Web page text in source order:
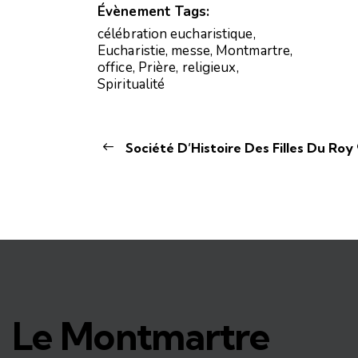
Évènement Tags:
célébration eucharistique,
Eucharistie, messe, Montmartre,
office, Prière, religieux,
Spiritualité
Société D’Histoire Des Filles Du Roy
Le Montmartre